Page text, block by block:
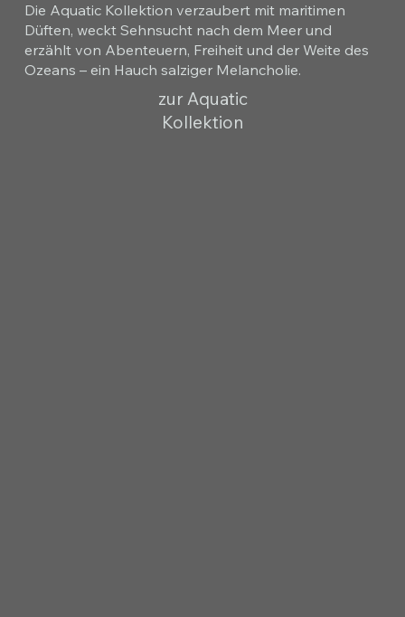
Die Aquatic Kollektion verzaubert mit maritimen
Düften, weckt Sehnsucht nach dem Meer und
erzählt von Abenteuern, Freiheit und der Weite des
Ozeans – ein Hauch salziger Melancholie.
zur Aquatic
Kollektion